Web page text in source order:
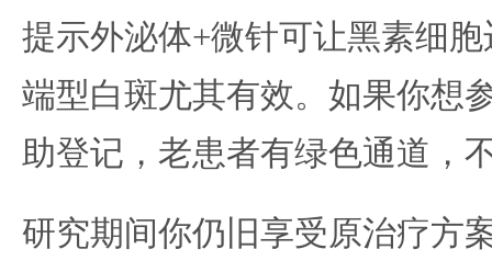
提示外泌体+微针可让黑素细
端型白斑尤其有效。如果你想
助登记，老患者有绿色通道，
研究期间你仍旧享受原治疗方